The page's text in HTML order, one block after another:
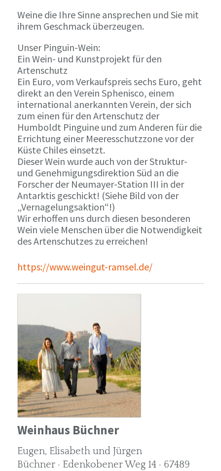
Weine die Ihre Sinne ansprechen und Sie mit
ihrem Geschmack überzeugen.
Unser Pinguin-Wein:
Ein Wein- und Kunstprojekt für den
Artenschutz
Ein Euro, vom Verkaufspreis sechs Euro, geht
direkt an den Verein Sphenisco, einem
international anerkannten Verein, der sich
zum einen für den Artenschutz der
Humboldt Pinguine und zum Anderen für die
Errichtung einer Meeresschutzzone vor der
Küste Chiles einsetzt.
Dieser Wein wurde auch von der Struktur-
und Genehmigungsdirektion Süd an die
Forscher der Neumayer-Station III in der
Antarktis geschickt! (Siehe Bild von der
„Vernagelungsaktion“!)
Wir erhoffen uns durch diesen besonderen
Wein viele Menschen über die Notwendigkeit
des Artenschutzes zu erreichen!
https://www.weingut-ramsel.de/
Weinhaus Büchner
Eugen, Elisabeth und Jürgen
Büchner · Edenkobener Weg 14 · 67489